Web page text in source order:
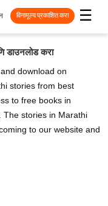
☰
विनामूल्य प्रकाशित करा
डाउनलोड करा
download on
stories from best
to free books in
The stories in Marathi
to our website and